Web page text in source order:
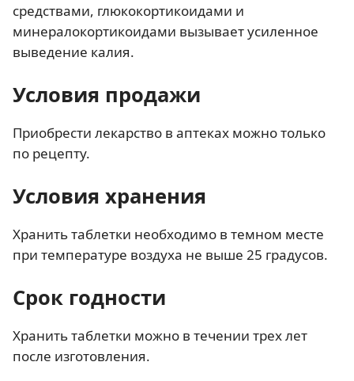
средствами, глюкокортикоидами и
минералокортикоидами вызывает усиленное
выведение калия.
Условия продажи
Приобрести лекарство в аптеках можно только
по рецепту.
Условия хранения
Хранить таблетки необходимо в темном месте
при температуре воздуха не выше 25 градусов.
Срок годности
Хранить таблетки можно в течении трех лет
после изготовления.